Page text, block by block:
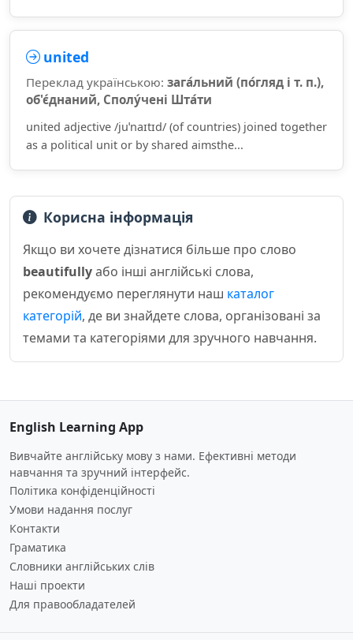
united
Переклад українською: зага́льний (по́гляд і т. п.),
об'є́днаний, Сполу́чені Шта́ти
united adjective /juˈnaɪtɪd/ (of countries) joined together
as a political unit or by shared aimsthe...
Корисна інформація
Якщо ви хочете дізнатися більше про слово
beautifullyабо інші англійські слова,
рекомендуємо переглянути наш каталог
категорій, де ви знайдете слова, організовані за
темами та категоріями для зручного навчання.
English Learning App
Вивчайте англійську мову з нами. Ефективні методи
навчання та зручний інтерфейс.
Політика конфіденційності
Умови надання послуг
Контакти
Граматика
Словники англійських слів
Наші проекти
Для правообладателей